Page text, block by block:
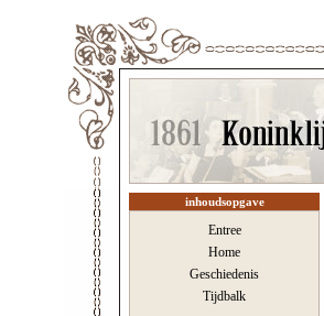
inhoudsopgave
Entree
Home
Geschiedenis
Tijdbalk